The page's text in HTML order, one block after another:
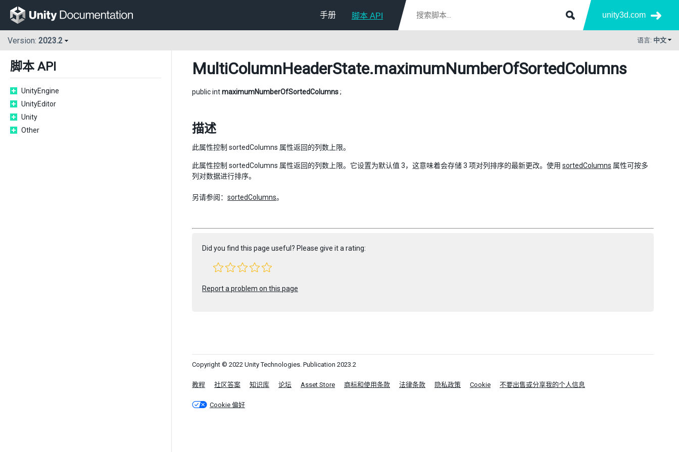
手册 脚本 API unity3d.com
Version: 2023.2 语言: 中文
脚本 API
UnityEngine
UnityEditor
Unity
Other
MultiColumnHeaderState.maximumNumberOfSortedColumns
public intmaximumNumberOfSortedColumns;
描述
此属性控制 sortedColumns 属性返回的列数上限。
此属性控制 sortedColumns 属性返回的列数上限。它设置为默认值 3，这意味着会存储 3 项对列排序的最新更改。使用 sortedColumns 属性可按多
列对数据进行排序。
另请参阅： sortedColumns。
Did you find this page useful? Please give it a rating:
Report a problem on this page
Copyright © 2022 Unity Technologies. Publication 2023.2
教程 社区答案 知识库 论坛 Asset Store 商标和使用条款 法律条款 隐私政策 Cookie 不要出售或分享我的个人信息
Cookie 偏好